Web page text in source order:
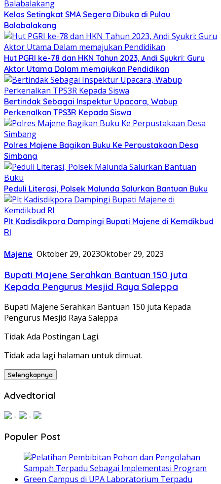
Kelas Setingkat SMA Segera Dibuka di Pulau
Balabalakang
Hut PGRI ke-78 dan HKN Tahun 2023, Andi Syukri: Guru
Aktor Utama Dalam memajukan Pendidikan
Bertindak Sebagai Inspektur Upacara, Wabup
Perkenalkan TPS3R Kepada Siswa
Polres Majene Bagikan Buku Ke Perpustakaan Desa
Simbang
Peduli Literasi, Polsek Malunda Salurkan Bantuan Buku
Plt Kadisdikpora Dampingi Bupati Majene di Kemdikbud
RI
Majene Oktober 29, 2023Oktober 29, 2023
Bupati Majene Serahkan Bantuan 150 juta
Kepada Pengurus Mesjid Raya Saleppa
Bupati Majene Serahkan Bantuan 150 juta Kepada
Pengurus Mesjid Raya Saleppa
Tidak Ada Postingan Lagi.
Tidak ada lagi halaman untuk dimuat.
Selengkapnya
Advedtorial
- -
Populer Post